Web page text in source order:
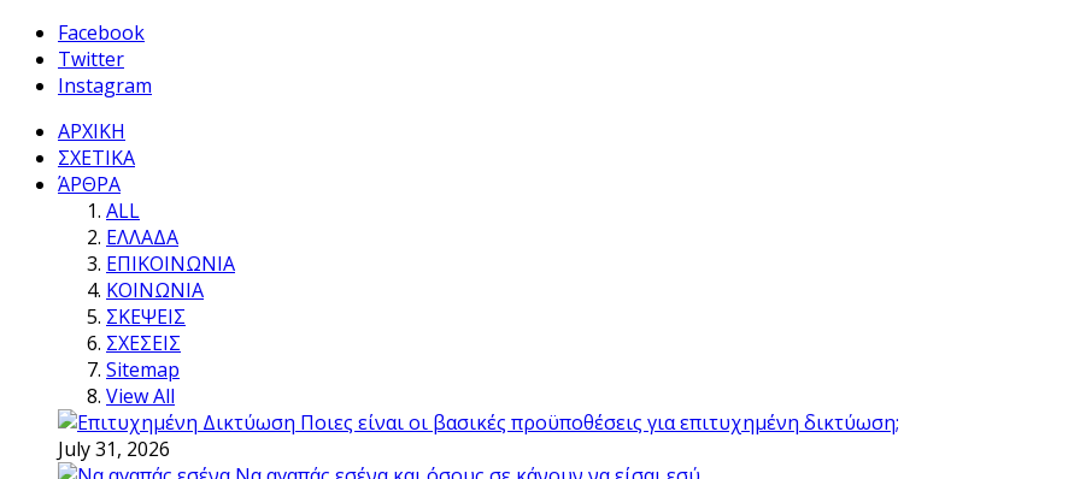
Facebook
Twitter
Instagram
ΑΡΧΙΚΗ
ΣΧΕΤΙΚΑ
ΆΡΘΡΑ
ALL
ΕΛΛΑΔΑ
ΕΠΙΚΟΙΝΩΝΙΑ
ΚΟΙΝΩΝΙΑ
ΣΚΕΨΕΙΣ
ΣΧΕΣΕΙΣ
Sitemap
View All
Ποιες είναι οι βασικές προϋποθέσεις για επιτυχημένη δικτύωση;
July 31, 2026